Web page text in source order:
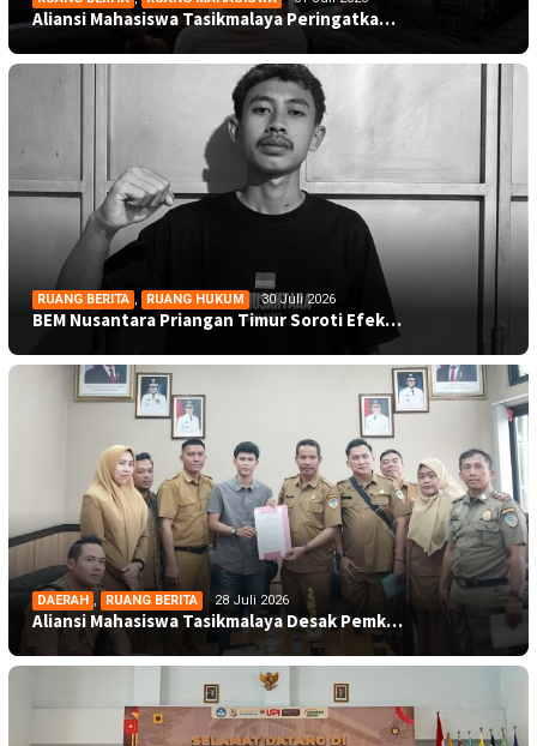
Aliansi Mahasiswa Tasikmalaya Peringatka…
RUANG BERITA , RUANG HUKUM 30 Juli 2026
BEM Nusantara Priangan Timur Soroti Efek…
DAERAH , RUANG BERITA 28 Juli 2026
Aliansi Mahasiswa Tasikmalaya Desak Pemk…